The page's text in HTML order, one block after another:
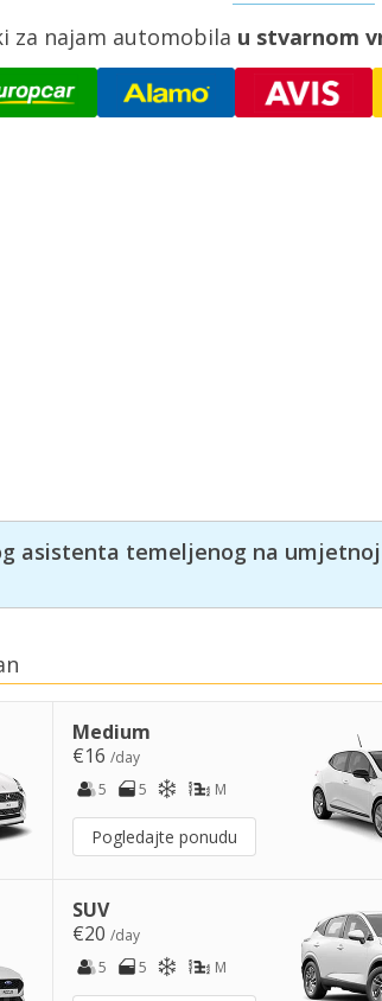
za najam automobila u stvarnom
asistenta temeljenog na
Medium
€16/day
5
5 M
Pogledajte ponudu
SUV
€20/day
5
5 M